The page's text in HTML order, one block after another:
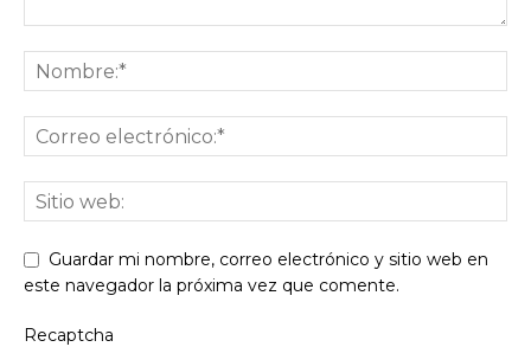
Guardar mi nombre, correo electrónico y sitio web en
este navegador la próxima vez que comente.
Recaptcha